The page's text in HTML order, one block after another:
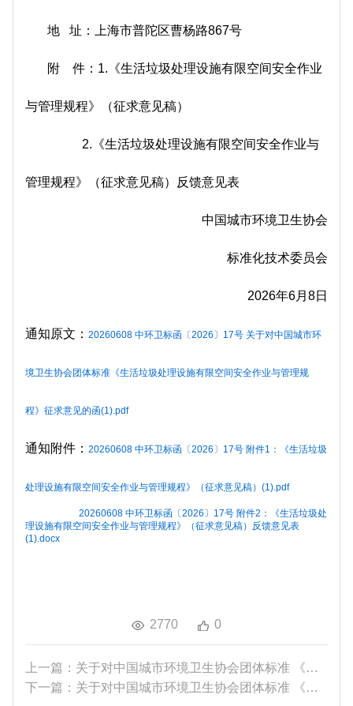
地 址：上海市普陀区曹杨路867号
附 件：1.《生活垃圾处理设施有限空间安全作业
与管理规程》（征求意见稿）
2.《生活垃圾处理设施有限空间安全作业与
管理规程》（征求意见稿）反馈意见表
中国城市环境卫生协会
标准化技术委员会
2026年6月8日
通知原文：20260608 中环卫标函〔2026〕17号 关于对中国城市环
境卫生协会团体标准《生活垃圾处理设施有限空间安全作业与管理规
程》征求意见的函(1).pdf
通知附件：20260608 中环卫标函〔2026〕17号 附件1：《生活垃圾
处理设施有限空间安全作业与管理规程》（征求意见稿）(1).pdf
20260608 中环卫标函〔2026〕17号 附件2：《生活垃圾处
理设施有限空间安全作业与管理规程》（征求意见稿）反馈意见表
(1).docx
2770 0
上一篇：关于对中国城市环境卫生协会团体标准 《移...
下一篇：关于对中国城市环境卫生协会团体标准 《餐...